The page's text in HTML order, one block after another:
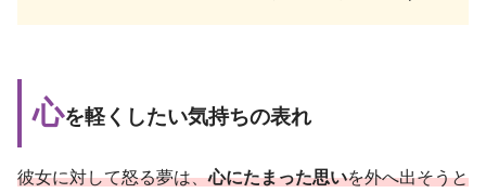
心を軽くしたい気持ちの表れ
彼女に対して怒る夢は、心にたまった思いを外へ出そうと